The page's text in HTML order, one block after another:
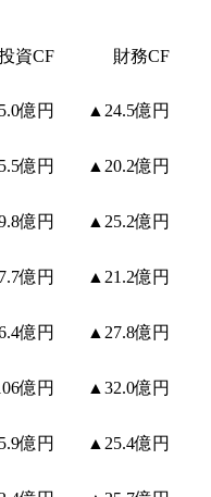
資CF 財務CF
億円 ▲24.5億円
億円 ▲20.2億円
億円 ▲25.2億円
億円 ▲21.2億円
億円 ▲27.8億円
億円 ▲32.0億円
億円 ▲25.4億円